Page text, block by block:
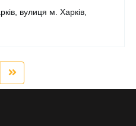
вулиця м. Харків,